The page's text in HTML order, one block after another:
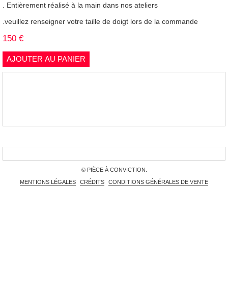
. Entièrement réalisé à la main dans nos ateliers
.veuillez renseigner votre taille de doigt lors de la commande
150 €
AJOUTER AU PANIER
© PIÈCE À CONVICTION.
MENTIONS LÉGALES CRÉDITS CONDITIONS GÉNÉRALES DE VENTE